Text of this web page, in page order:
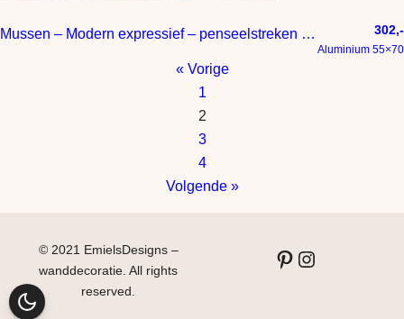
Mussen – Modern expressief – penseelstreken en abstracte kleurige vlakken 302,-
Aluminium 55×70
« Vorige
1
2
3
4
Volgende »
© 2021 EmielsDesigns –
wanddecoratie. All rights
reserved.
Pinterest Instagram